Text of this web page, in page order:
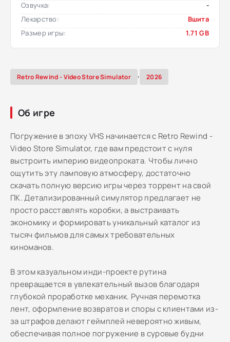
Озвучка:
-
Лекарство:
Вшита
Размер игры:
1.71 GB
Retro Rewind - Video Store Simulator , 2026
Об игре
Погружение в эпоху VHS начинается с Retro Rewind -
Video Store Simulator, где вам предстоит с нуля
выстроить империю видеопроката. Чтобы лично
ощутить эту ламповую атмосферу, достаточно
скачать полную версию игры через торрент на свой
ПК. Детализированный симулятор предлагает не
просто расставлять коробки, а выстраивать
экономику и формировать уникальный каталог из
тысяч фильмов для самых требовательных
киноманов.
В этом казуальном инди-проекте рутина
превращается в увлекательный вызов благодаря
глубокой проработке механик. Ручная перемотка
лент, оформление возвратов и споры с клиентами из-
за штрафов делают геймплей невероятно живым,
обеспечивая полное погружение в суровые будни